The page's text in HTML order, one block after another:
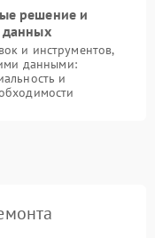
решение и
данных
и инструментов,
данными:
и